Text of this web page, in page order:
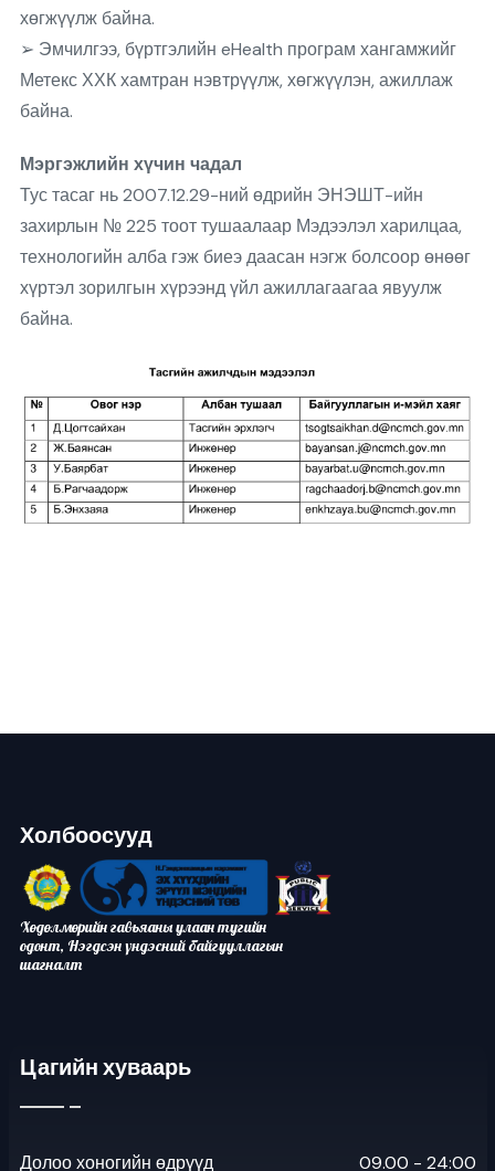
хөгжүүлж байна.
➢ Эмчилгээ, бүртгэлийн eHealth програм хангамжийг
Метекс ХХК хамтран нэвтрүүлж, хөгжүүлэн, ажиллаж
байна.
Мэргэжлийн хүчин чадал
Тус тасаг нь 2007.12.29-ний өдрийн ЭНЭШТ-ийн
захирлын № 225 тоот тушаалаар Мэдээлэл харилцаа,
технологийн алба гэж биеэ даасан нэгж болсоор өнөөг
хүртэл зорилгын хүрээнд үйл ажиллагаагаа явуулж
байна.
Холбоосууд
Хөдөлмөрийн гавьяаны улаан тугийн
одонт, Нэгдсэн үндэсний байгууллагын
шагналт
Цагийн хуваарь
Долоо хоногийн өдрүүд 09.00 - 24:00